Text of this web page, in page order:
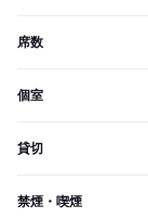
席数
個室
貸切
禁煙・喫煙